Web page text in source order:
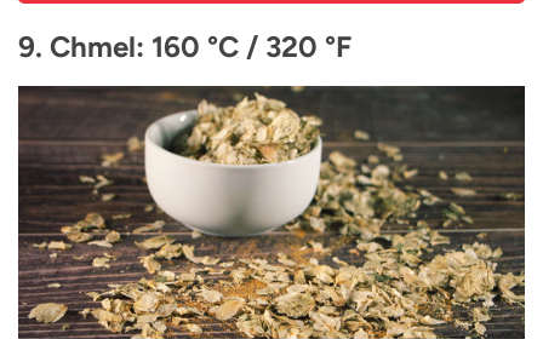
9. Chmel: 160 °C / 320 °F